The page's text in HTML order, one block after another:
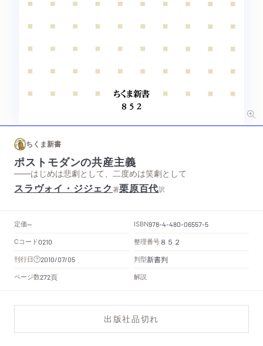
ちくま新書
ポストモダンの共産主義
——はじめは悲劇として、二度めは笑劇として
スラヴォイ・ジジェク著栗原百代訳
定価-- ISBN978-4-480-06557-5
Cコード0210 整理番号 ８５２
刊行日 2010/07/05 判型新書判
ページ数272頁 解説
出版社品切れ